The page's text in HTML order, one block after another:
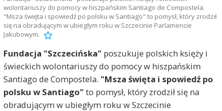
wolontariuszy do pomocy w hiszpańskim Santiago de Compostela.
"Msza święta i spowiedź po polsku w Santiago" to pomysł, który zrodził
się na obradującym w ubiegłym roku w Szczecinie Parlamencie
Jakubowym.
Fundacja "Szczecińska" poszukuje polskich księży i
świeckich wolontariuszy do pomocy w hiszpańskim
Santiago de Compostela. "Msza święta i spowiedź po
polsku w Santiago" to pomysł, który zrodził się na
obradującym w ubiegłym roku w Szczecinie